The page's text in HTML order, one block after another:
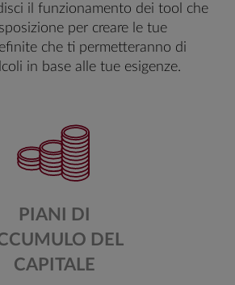
il funzionamento dei tool che
per creare le tue
che ti permetteranno di
in base alle tue esigenze.
PIANI DI
DEL
CAPITALE